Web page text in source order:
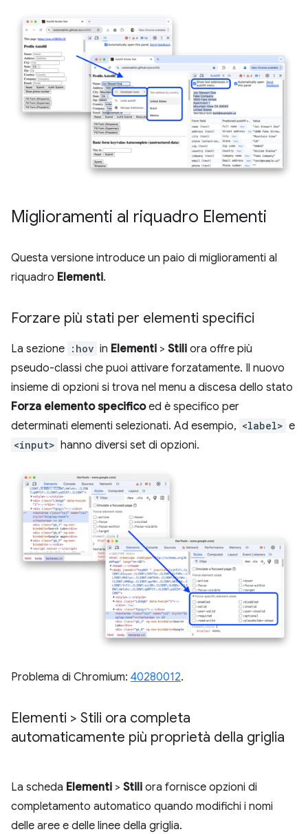
Miglioramenti al riquadro Elementi
Questa versione introduce un paio di miglioramenti al
riquadro Elementi.
Forzare più stati per elementi specifici
La sezione :hov in Elementi > Stili ora offre più
pseudo-classi che puoi attivare forzatamente. Il nuovo
insieme di opzioni si trova nel menu a discesa dello stato
Forza elemento specificoed è specifico per
determinati elementi selezionati. Ad esempio, <label> e
<input> hanno diversi set di opzioni.
Problema di Chromium: 40280012.
Elementi > Stili ora completa
automaticamente più proprietà della griglia
La scheda Elementi > Stili ora fornisce opzioni di
completamento automatico quando modifichi i nomi
delle aree e delle linee della griglia.